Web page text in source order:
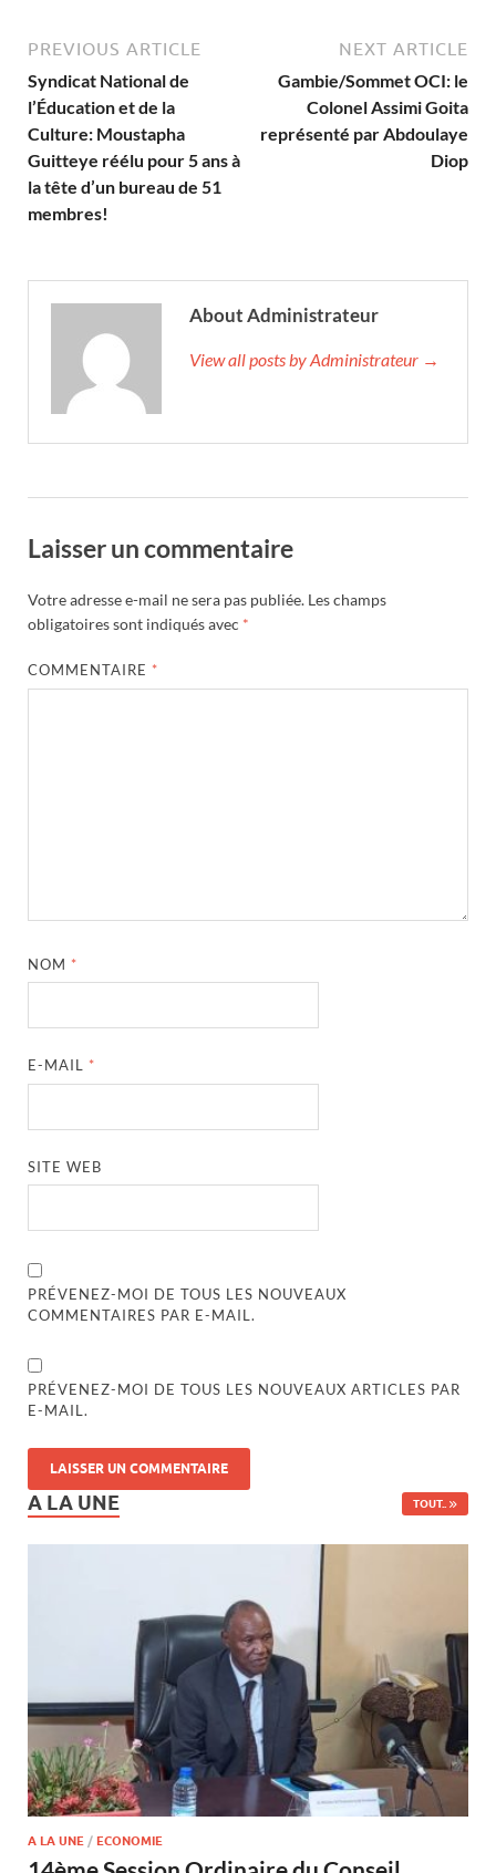
PREVIOUS ARTICLE
Syndicat National de
l’Éducation et de la
Culture: Moustapha
Guitteye réélu pour 5 ans à
la tête d’un bureau de 51
membres!
NEXT ARTICLE
Gambie/Sommet OCI: le
Colonel Assimi Goita
représenté par Abdoulaye
Diop
About Administrateur
View all posts by Administrateur →
Laisser un commentaire
Votre adresse e-mail ne sera pas publiée. Les champs
obligatoires sont indiqués avec *
COMMENTAIRE *
NOM *
E-MAIL *
SITE WEB
PRÉVENEZ-MOI DE TOUS LES NOUVEAUX
COMMENTAIRES PAR E-MAIL.
PRÉVENEZ-MOI DE TOUS LES NOUVEAUX ARTICLES PAR
E-MAIL.
A LA UNE TOUT..
A LA UNE / ECONOMIE